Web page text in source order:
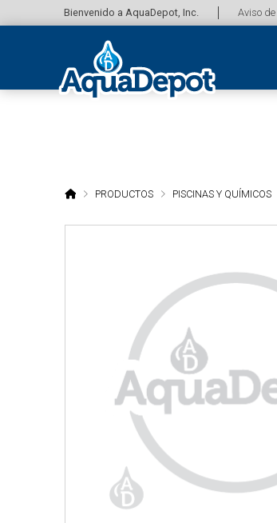
Bienvenido a AquaDepot, Inc. Aviso
HOMEPRODUCTOS PISCINAS Y QUÍMICOS